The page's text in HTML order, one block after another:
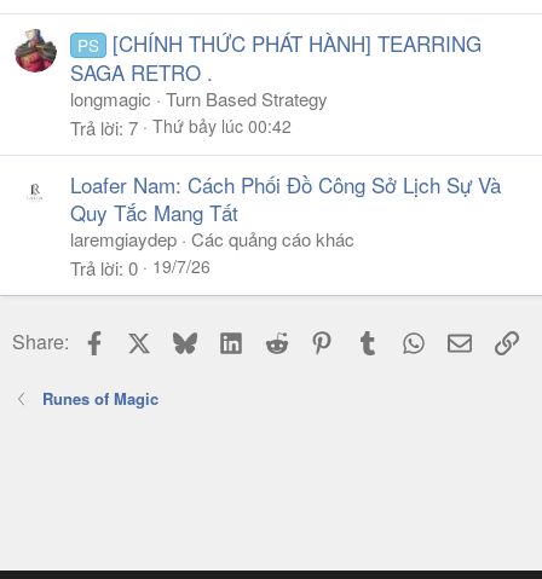
PS
[CHÍNH THỨC PHÁT HÀNH] TEARRING
SAGA RETRO .
longmagic
Turn Based Strategy
Trả lời 7 Thứ bảy lúc 00:42
Loafer Nam: Cách Phối Đồ Công Sở Lịch Sự Và
Quy Tắc Mang Tất
laremgiaydep Các quảng cáo khác
Trả lời 0 19/7/26
Share: Facebook BlueskyLinkedIn
Reddit PinterestTumblr WhatsApp
Email
Runes of Magic